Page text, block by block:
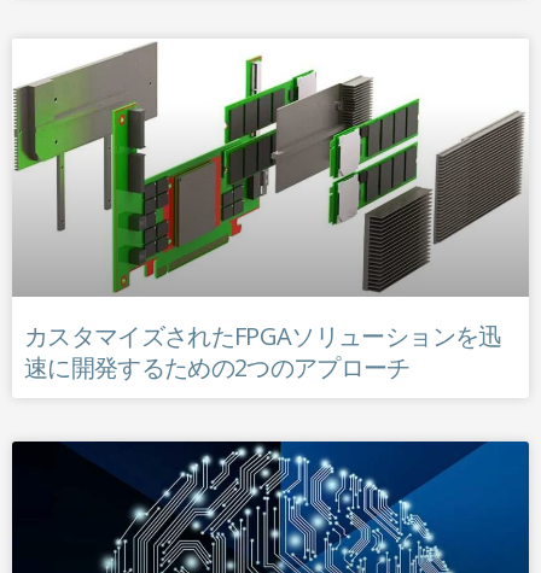
カスタマイズされたFPGAソリューションを迅
速に開発するための2つのアプローチ